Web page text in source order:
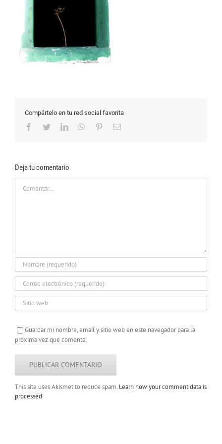
Compártelo en tu red social favorita
Facebook
TwitterLinkedInWhatsApp
PinterestCorreo
Deja tu comentario
Guardar mi nombre, email y sitio web en este navegador para la
próxima vez que comente.
This site uses Akismet to reduce spam. Learn how your comment data is
processed.